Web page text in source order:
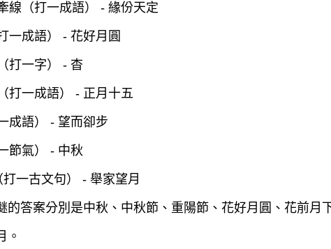
線（打一成語） - 緣份天定
一成語） - 花好月圓
打一字） - 杳
打一成語） - 正月十五
成語） - 望而卻步
節氣） - 中秋
一古文句） - 舉家望月
的答案分別是中秋、中秋節、重陽節、花好月圓、花前月
。